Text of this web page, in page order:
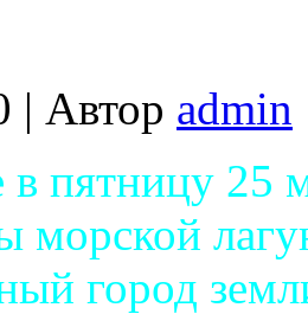
| Автор admin
пятницу 25
морской
город